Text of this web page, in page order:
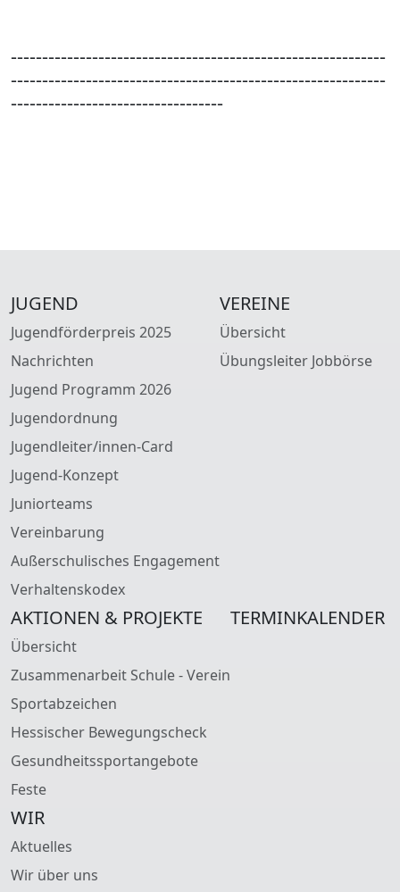
------------------------------------------------------------
------------------------------------------------------------
----------------------------------
JUGEND
Jugendförderpreis 2025
Nachrichten
Jugend Programm 2026
Jugendordnung
Jugendleiter/innen-Card
Jugend-Konzept
Juniorteams
Vereinbarung
Außerschulisches Engagement
Verhaltenskodex
VEREINE
Übersicht
Übungsleiter Jobbörse
AKTIONEN & PROJEKTE
Übersicht
Zusammenarbeit Schule - Verein
Sportabzeichen
Hessischer Bewegungscheck
Gesundheitssportangebote
Feste
TERMINKALENDER
WIR
Aktuelles
Wir über uns